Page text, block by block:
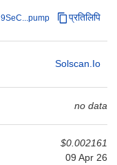
9SeC...pump प्रतिलिपि
Solscan.io
no data
$0.002161
09 Apr 26